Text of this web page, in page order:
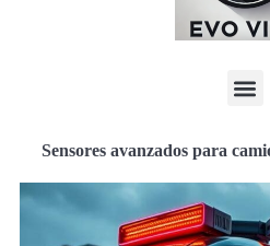
Sensores avanzados para